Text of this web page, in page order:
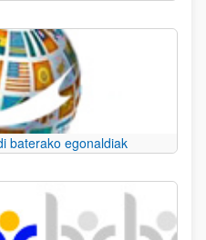
baterako egonaldiak